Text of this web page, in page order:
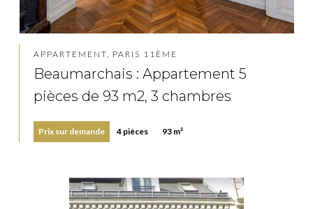
APPARTEMENT, PARIS 11ÈME
Beaumarchais : Appartement 5
pièces de 93 m2, 3 chambres
Prix sur demande 4 pièces 93 m²